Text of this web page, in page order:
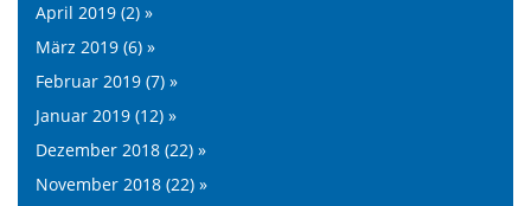
April 2019 (2) »
März 2019 (6) »
Februar 2019 (7) »
Januar 2019 (12) »
Dezember 2018 (22) »
November 2018 (22) »